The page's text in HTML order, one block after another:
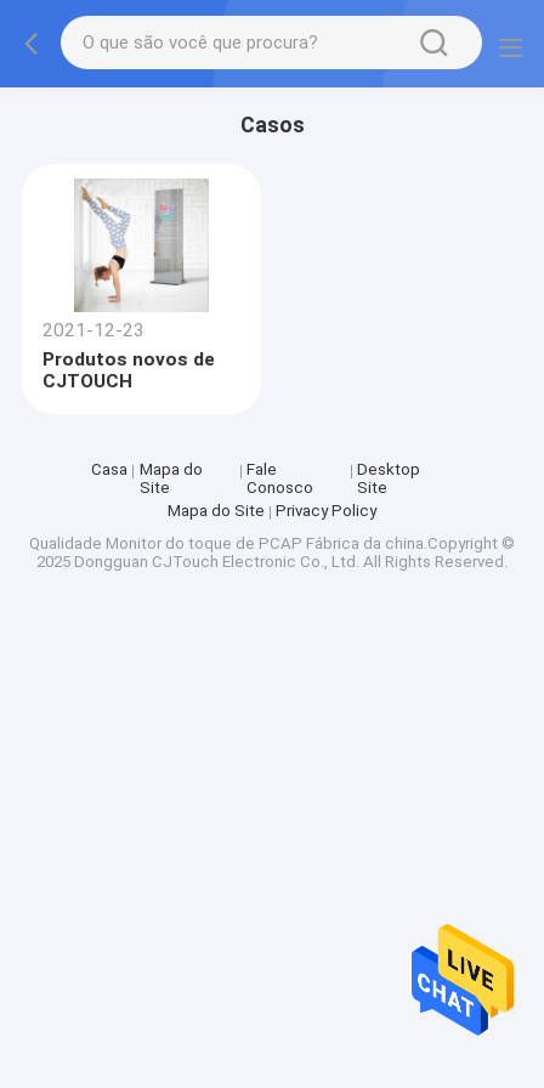
Casos
2021-12-23
Produtos novos de
CJTOUCH
Casa
Mapa do
Site
Fale
Conosco
Desktop
Site
Mapa do Site
Privacy Policy
Qualidade Monitor do toque de PCAP Fábrica da china.Copyright ©
2025 Dongguan CJTouch Electronic Co., Ltd. All Rights Reserved.